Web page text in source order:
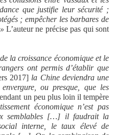
que justifie leur sécurité ;
; empêcher les barbares de
L’auteur ne précise pas qui sont
la croissance économique et le
ont permis d’établir que
2017] la Chine deviendra une
ou presque, que les
un peu plus loin il tempère
économique n’est pas
semblables […] il faudrait la
interne, le taux élevé de